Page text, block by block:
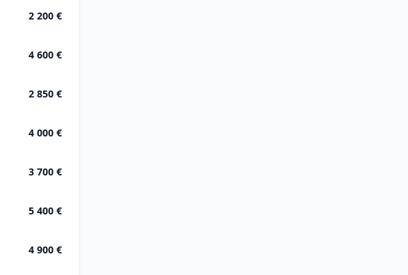
2 200 €
4 600 €
2 850 €
4 000 €
3 700 €
5 400 €
4 900 €